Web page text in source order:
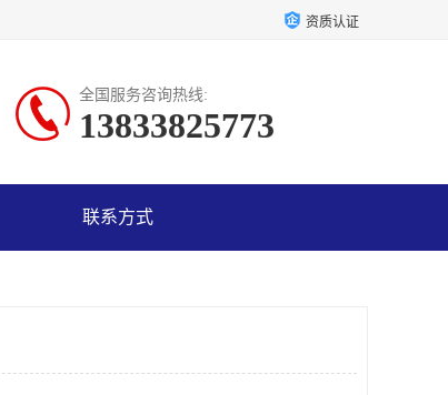
资质认证
全国服务咨询热线:
13833825773
联系方式